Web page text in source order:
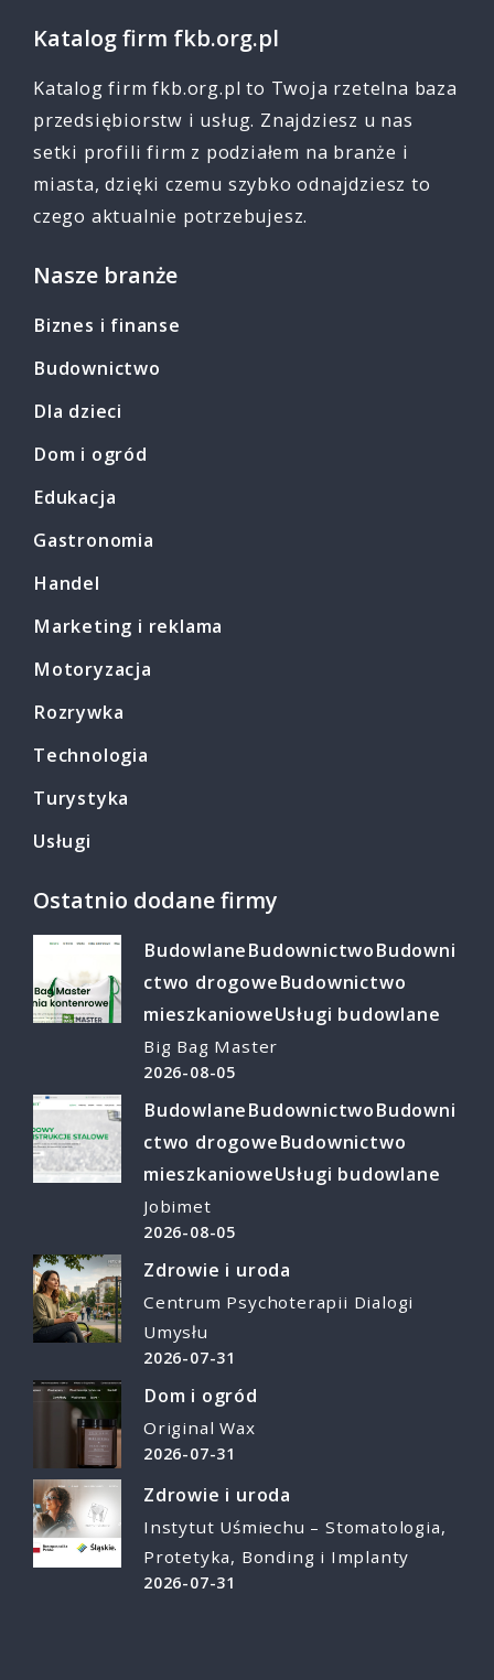
Katalog firm fkb.org.pl
Katalog firm fkb.org.pl to Twoja rzetelna baza
przedsiębiorstw i usług. Znajdziesz u nas
setki profili firm z podziałem na branże i
miasta, dzięki czemu szybko odnajdziesz to
czego aktualnie potrzebujesz.
Nasze branże
Biznes i finanse
Budownictwo
Dla dzieci
Dom i ogród
Edukacja
Gastronomia
Handel
Marketing i reklama
Motoryzacja
Rozrywka
Technologia
Turystyka
Usługi
Ostatnio dodane firmy
BudowlaneBudownictwoBudowni
ctwo drogoweBudownictwo
mieszkanioweUsługi budowlane
Big Bag Master
2026-08-05
BudowlaneBudownictwoBudowni
ctwo drogoweBudownictwo
mieszkanioweUsługi budowlane
Jobimet
2026-08-05
Zdrowie i uroda
Centrum Psychoterapii Dialogi
Umysłu
2026-07-31
Dom i ogród
Original Wax
2026-07-31
Zdrowie i uroda
Instytut Uśmiechu – Stomatologia,
Protetyka, Bonding i Implanty
2026-07-31